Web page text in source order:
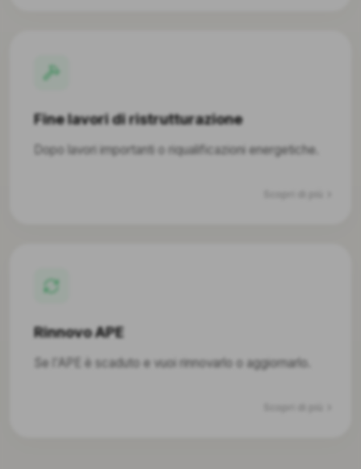
Fine lavori di ristrutturazione
Dopo lavori importanti o riqualificazioni energetiche.
Rinnovo APE
Se l'APE è scaduto e vuoi rinnovarlo o aggiornarlo.